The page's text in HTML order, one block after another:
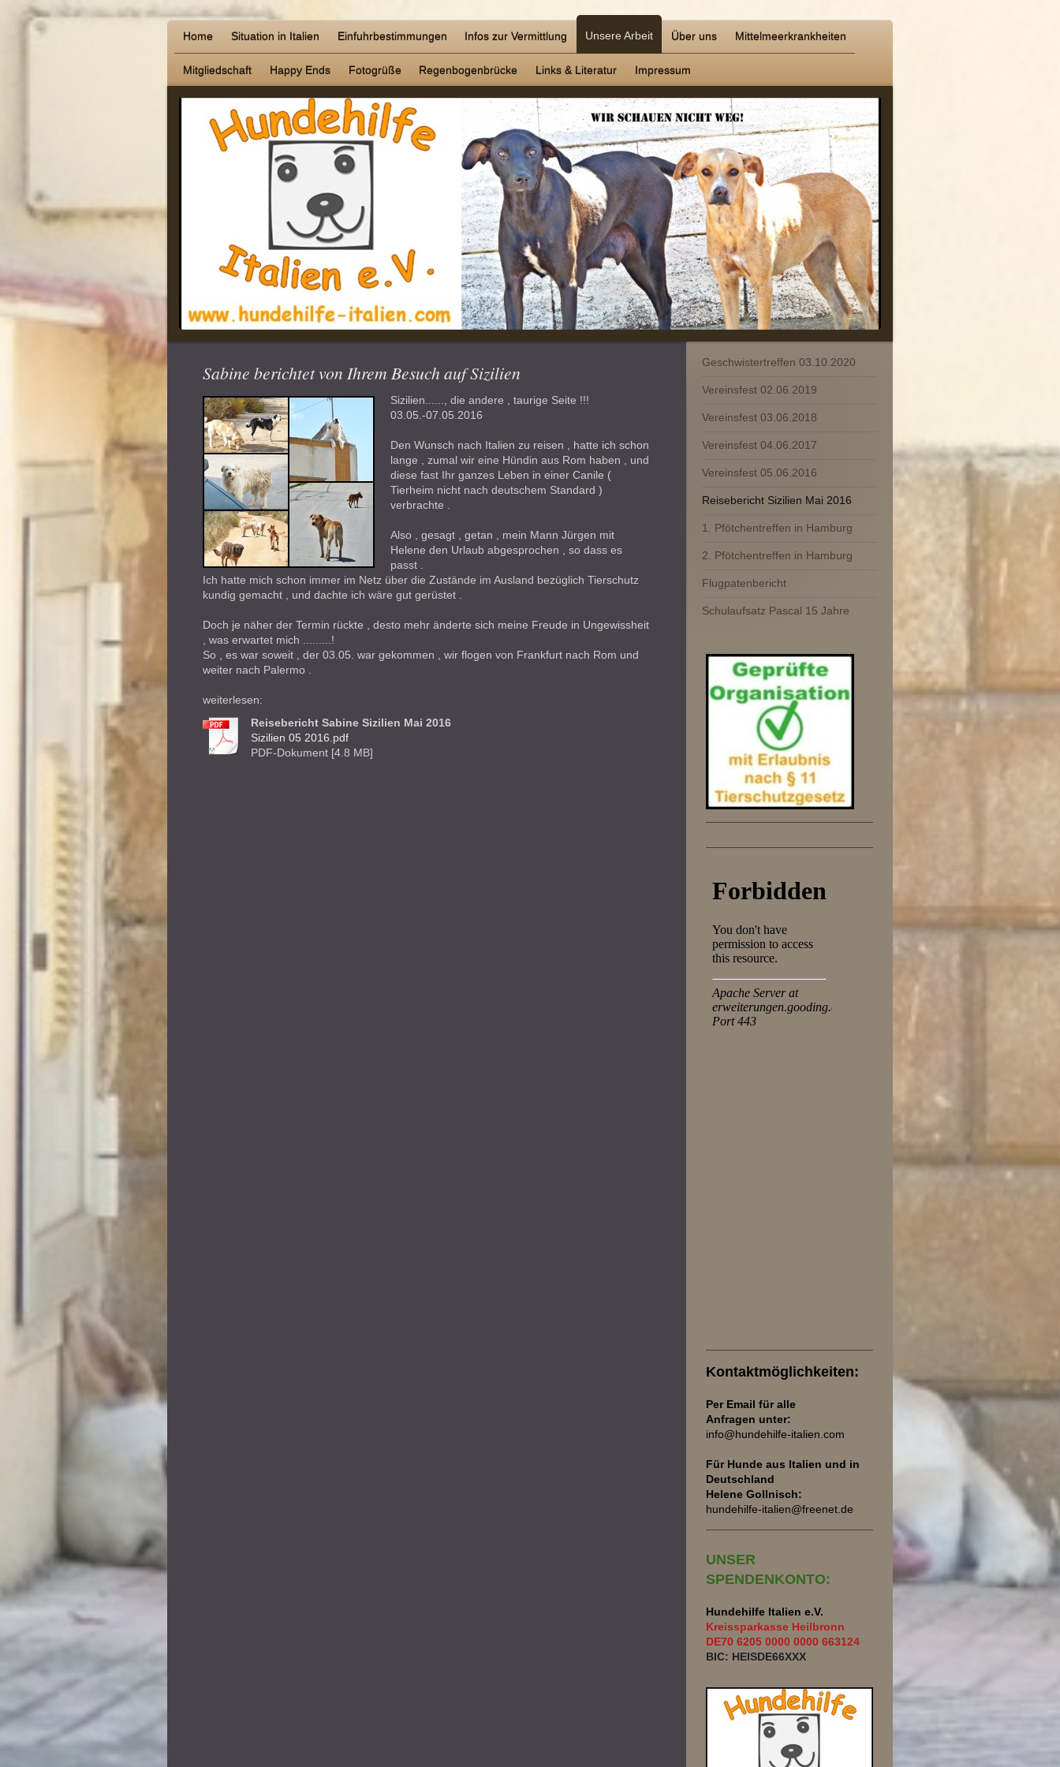
Home Situation in Italien Einfuhrbestimmungen Infos zur Vermittlung Unsere Arbeit Über uns Mittelmeerkrankheiten
Mitgliedschaft Happy Ends Fotogrüße Regenbogenbrücke Links & Literatur Impressum
-
Sabine berichtet von Ihrem Besuch auf Sizilien
Sizilien......, die andere , taurige Seite !!!
03.05.-07.05.2016
Den Wunsch nach Italien zu reisen , hatte ich schon
lange , zumal wir eine Hündin aus Rom haben , und
diese fast Ihr ganzes Leben in einer Canile (
Tierheim nicht nach deutschem Standard )
verbrachte .
Also , gesagt , getan , mein Mann Jürgen mit
Helene den Urlaub abgesprochen , so dass es
passt .
Ich hatte mich schon immer im Netz über die Zustände im Ausland bezüglich Tierschutz
kundig gemacht , und dachte ich wäre gut gerüstet .
Doch je näher der Termin rückte , desto mehr änderte sich meine Freude in Ungewissheit
, was erwartet mich .........!
So , es war soweit , der 03.05. war gekommen , wir flogen von Frankfurt nach Rom und
weiter nach Palermo .
weiterlesen:
Reisebericht Sabine Sizilien Mai 2016
Sizilien 05 2016.pdf
PDF-Dokument [4.8 MB]
Geschwistertreffen 03.10.2020
Vereinsfest 02.06.2019
Vereinsfest 03.06.2018
Vereinsfest 04.06.2017
Vereinsfest 05.06.2016
Reisebericht Sizilien Mai 2016
1. Pfötchentreffen in Hamburg
2. Pfötchentreffen in Hamburg
Flugpatenbericht
Schulaufsatz Pascal 15 Jahre
Kontaktmöglichkeiten:
Per Email für alle
Anfragen unter:
info@hundehilfe-italien.com
Für Hunde aus Italien und in
Deutschland
Helene Gollnisch:
hundehilfe-italien@freenet.de
UNSER
SPENDENKONTO:
Hundehilfe Italien e.V.
Kreissparkasse Heilbronn
DE70 6205 0000 0000 663124
BIC: HEISDE66XXX